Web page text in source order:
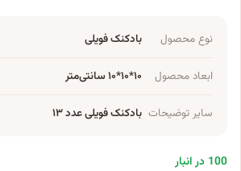
نوع محصول بادکنک فویلی
ابعاد محصول ۱۰*۱۰*۱۰ سانتی‌متر
سایر توضیحات بادکنک فویلی عدد ۱۳
100 در انبار